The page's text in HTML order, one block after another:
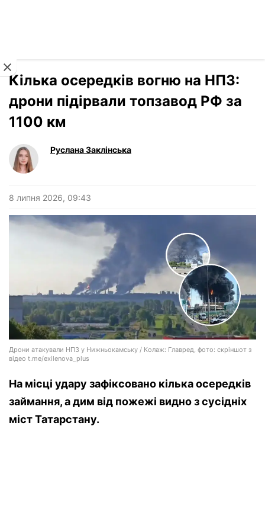
Кілька осередків вогню на НПЗ:
дрони підірвали топзавод РФ за
1100 км
Руслана Заклінська
8 липня 2026, 09:43
Дрони атакували НПЗ у Нижньокамську / Колаж: Главред, фото: скріншот з
відео t.me/exilenova_plus
На місці удару зафіксовано кілька осередків
займання, а дим від пожежі видно з сусідніх
міст Татарстану.